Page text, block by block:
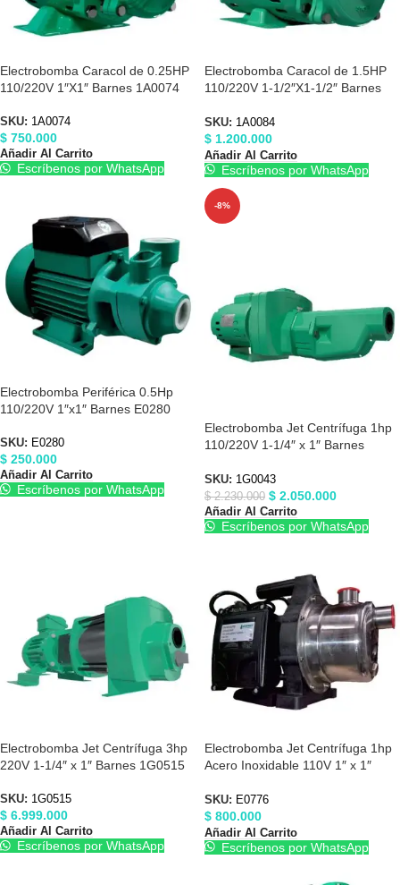
Electrobomba Caracol de 0.25HP
110/220V 1″X1″ Barnes 1A0074
SKU: 1A0074
$ 750.000
Añadir Al Carrito
Escríbenos por WhatsApp
Electrobomba Caracol de 1.5HP
110/220V 1-1/2″X1-1/2″ Barnes
SKU: 1A0084
$ 1.200.000
Añadir Al Carrito
Escríbenos por WhatsApp
Electrobomba Periférica 0.5Hp
110/220V 1″x1″ Barnes E0280
SKU: E0280
$ 250.000
Añadir Al Carrito
Escríbenos por WhatsApp
-8%
Electrobomba Jet Centrífuga 1hp
110/220V 1-1/4″ x 1″ Barnes
SKU: 1G0043
$2.230.000 $ 2.050.000
Añadir Al Carrito
Escríbenos por WhatsApp
Electrobomba Jet Centrífuga 3hp
220V 1-1/4″ x 1″ Barnes 1G0515
SKU: 1G0515
$ 6.999.000
Añadir Al Carrito
Escríbenos por WhatsApp
Electrobomba Jet Centrífuga 1hp
Acero Inoxidable 110V 1″ x 1″
SKU: E0776
$ 800.000
Añadir Al Carrito
Escríbenos por WhatsApp